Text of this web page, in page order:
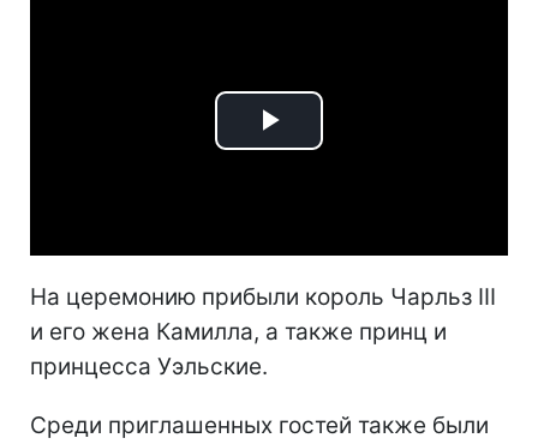
Play
На церемонию прибыли король Чарльз III
и его жена Камилла, а также принц и
принцесса Уэльские.
Среди приглашенных гостей также были